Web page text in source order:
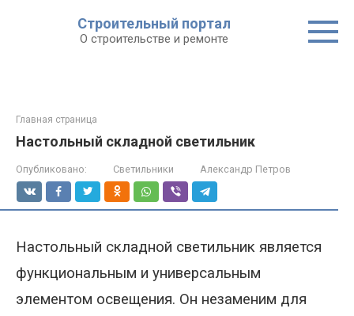
Строительный портал
О строительстве и ремонте
Главная страница
Настольный складной светильник
Опубликовано: Светильники Александр Петров
Настольный складной светильник является
функциональным и универсальным
элементом освещения. Он незаменим для